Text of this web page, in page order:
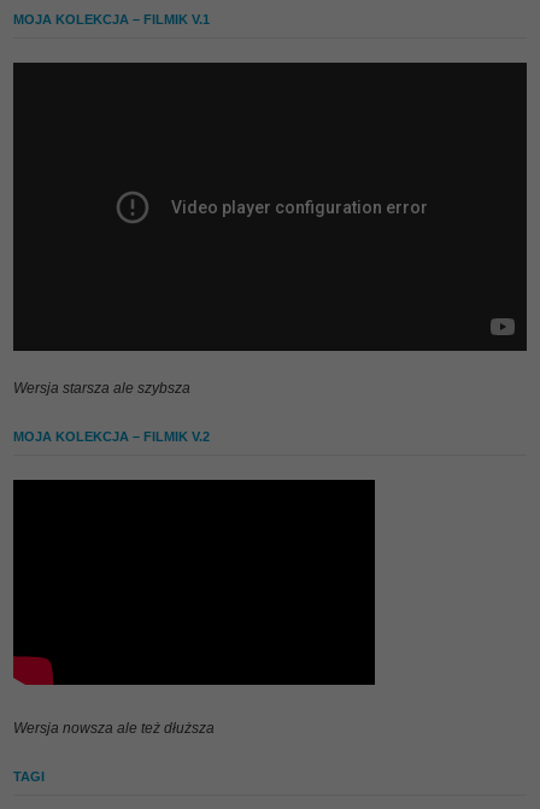
MOJA KOLEKCJA – FILMIK V.1
Wersja starsza ale szybsza
MOJA KOLEKCJA – FILMIK V.2
Wersja nowsza ale też dłuższa
TAGI